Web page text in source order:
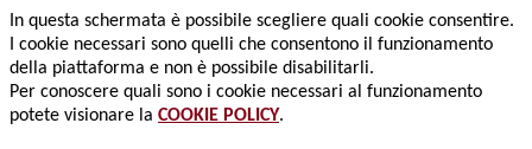
In questa schermata è possibile scegliere quali cookie consentire.
I cookie necessari sono quelli che consentono il funzionamento
della piattaforma e non è possibile disabilitarli.
Per conoscere quali sono i cookie necessari al funzionamento
potete visionare la COOKIE POLICY.